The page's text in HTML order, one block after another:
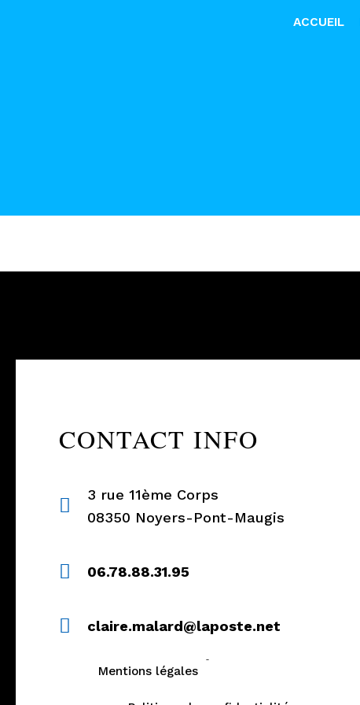
ACCUEIL
CONTACT INFO
3 rue 11ème Corps
08350 Noyers-Pont-Maugis
06.78.88.31.95
claire.malard@laposte.net
Mentions légales
-